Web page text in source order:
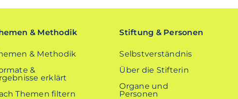
& Methodik
& Methodik
&
erklärt
Themen filtern
Stiftung & Personen
Selbstverständnis
Über die Stifterin
Organe und
Personen